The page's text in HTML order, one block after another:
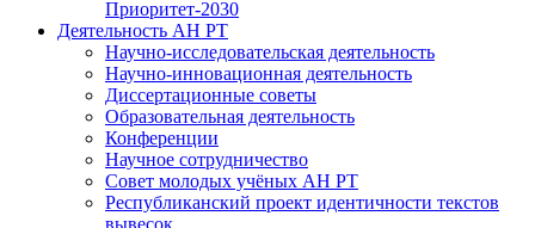
Приоритет-2030
Деятельность АН РТ
Научно-исследовательская деятельность
Научно-инновационная деятельность
Диссертационные советы
Образовательная деятельность
Конференции
Научное сотрудничество
Совет молодых учёных АН РТ
Республиканский проект идентичности текстов
вывесок